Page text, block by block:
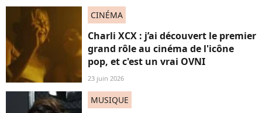
CINÉMA
Charli XCX : j’ai découvert le premier
grand rôle au cinéma de l'icône
pop, et c'est un vrai OVNI
23 juin 2026
MUSIQUE